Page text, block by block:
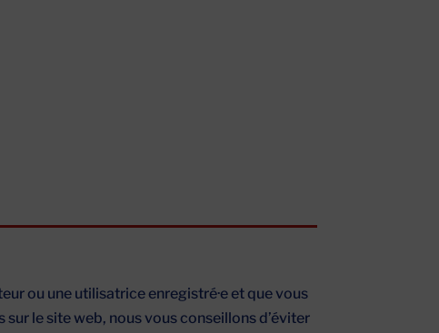
ou une utilisatrice enregistré·e et que vous
le site web, nous vous conseillons d’éviter